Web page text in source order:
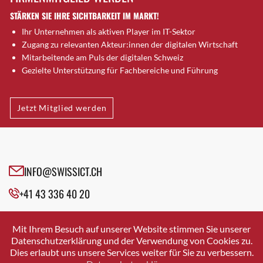
Däniken
Dübendorf
Dübendorf 1
Ebikon
Egg b. Zürich
Egg bei Zürich
Ennetbaden
Ennetbürgen
Farnern
Fislisbach
STÄRKEN SIE IHRE SICHTBARKEIT IM MARKT!
Ihr Unternehmen als aktiven Player im IT-Sektor
Zugang zu relevanten Akteur:innen der digitalen Wirtschaft
Mitarbeitende am Puls der digitalen Schweiz
Gezielte Unterstützung für Fachbereiche und Führung
Jetzt Mitglied werden
INFO@SWISSICT.CH
+41 43 336 40 20
SWISSICT
VULKANSTRASSE 120
8048 ZURICH
Mit Ihrem Besuch auf unserer Website stimmen Sie unserer
Datenschutzerklärung und der Verwendung von Cookies zu.
Dies erlaubt uns unsere Services weiter für Sie zu verbessern.